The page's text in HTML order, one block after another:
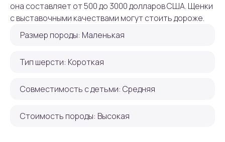
она составляет от 500 до 3000 долларов США. Щенки
с выставочными качествами могут стоить дороже.
Размер породы: Маленькая
Тип шерсти: Короткая
Совместимость с детьми: Средняя
Стоимость породы: Высокая